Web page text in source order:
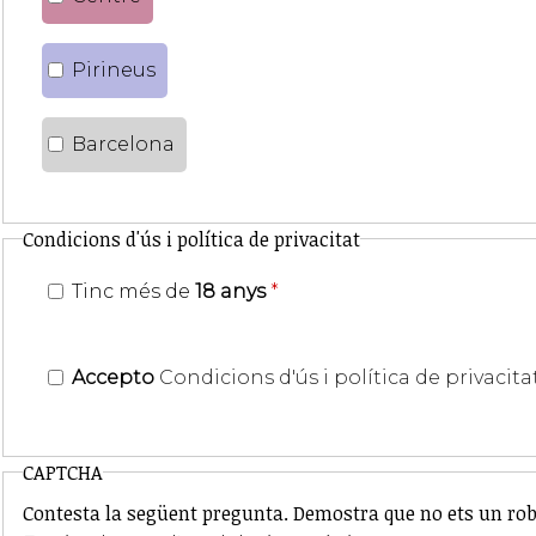
Pirineus
Barcelona
Condicions d'ús i política de privacitat
Tinc més de 18 anys *
Accepto Condicions d'ús i política de
CAPTCHA
Contesta la següent pregunta. Demostra que no ets un